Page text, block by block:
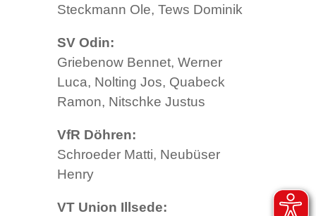
Steckmann Ole, Tews Dominik
SV Odin:
Griebenow Bennet, Werner
Luca, Nolting Jos, Quabeck
Ramon, Nitschke Justus
VfR Döhren:
Schroeder Matti, Neubüser
Henry
VT Union Illsede: